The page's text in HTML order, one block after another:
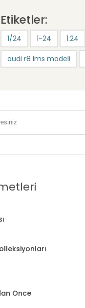
Etiketler:
1/24 1-24 1.24
audi r8 lms modeli
Önce